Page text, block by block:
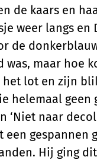
de kaars en
weer langs en
de
maar hoe
het lot en zijn
helemaal geen
‘Niet naar
een gespannen
Hij ging